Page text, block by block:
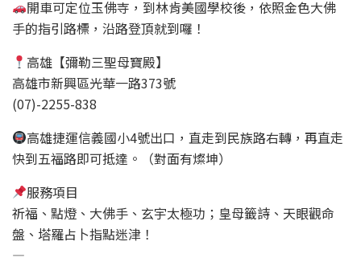
開車可定位玉佛寺，到林肯美國學校後，依照金色大佛
手的指引路標，沿路登頂就到囉！
高雄【彌勒三聖母寶殿】
高雄市新興區光華一路373號
(07)-2255-838
高雄捷運信義國小4號出口，直走到民族路右轉，再直走
快到五福路即可抵達。（對面有燦坤）
服務項目
祈福、點燈、大佛手、玄宇太極功；皇母籤詩、天眼觀命
盤、塔羅占卜指點迷津！
—